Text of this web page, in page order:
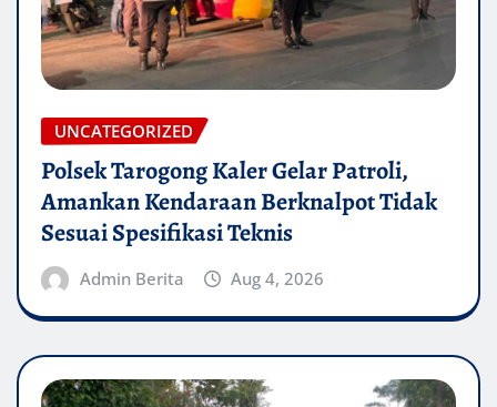
UNCATEGORIZED
Polsek Tarogong Kaler Gelar Patroli,
Amankan Kendaraan Berknalpot Tidak
Sesuai Spesifikasi Teknis
Admin Berita Aug 4, 2026